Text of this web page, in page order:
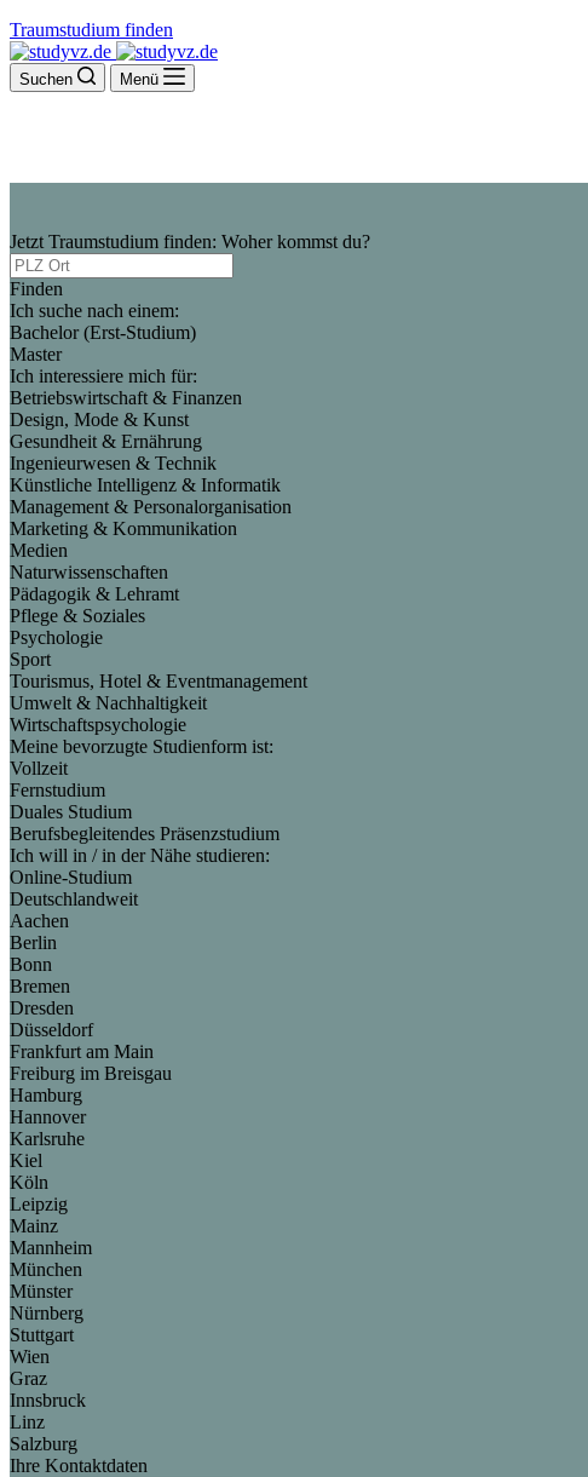
Traumstudium finden
Suchen Menü
Jetzt Traumstudium finden: Woher kommst du?
Finden
Ich suche nach einem:
Bachelor (Erst-Studium)
Master
Ich interessiere mich für:
Betriebswirtschaft & Finanzen
Design, Mode & Kunst
Gesundheit & Ernährung
Ingenieurwesen & Technik
Künstliche Intelligenz & Informatik
Management & Personalorganisation
Marketing & Kommunikation
Medien
Naturwissenschaften
Pädagogik & Lehramt
Pflege & Soziales
Psychologie
Sport
Tourismus, Hotel & Eventmanagement
Umwelt & Nachhaltigkeit
Wirtschaftspsychologie
Meine bevorzugte Studienform ist:
Vollzeit
Fernstudium
Duales Studium
Berufsbegleitendes Präsenzstudium
Ich will in / in der Nähe studieren:
Online-Studium
Deutschlandweit
Aachen
Berlin
Bonn
Bremen
Dresden
Düsseldorf
Frankfurt am Main
Freiburg im Breisgau
Hamburg
Hannover
Karlsruhe
Kiel
Köln
Leipzig
Mainz
Mannheim
München
Münster
Nürnberg
Stuttgart
Wien
Graz
Innsbruck
Linz
Salzburg
Ihre Kontaktdaten